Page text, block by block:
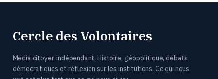
Cercle des Volontaires
Média citoyen indépendant. Histoire, géopolitique, débats
démocratiques et réflexion sur les institutions. Ce qui nous